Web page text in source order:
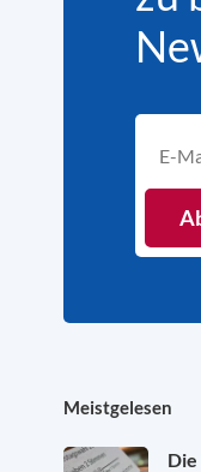
Meistgelesen